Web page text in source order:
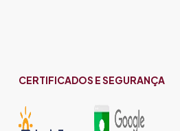
CERTIFICADOS E SEGURANÇA